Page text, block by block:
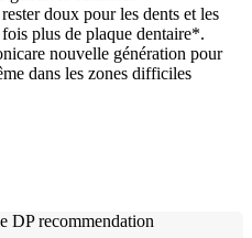
doux pour les dents et les
plus de plaque dentaire*.
nouvelle génération pour
dans les zones difficiles